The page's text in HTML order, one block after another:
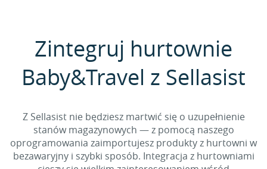
Zintegruj hurtownie
Baby&Travel z Sellasist
Z Sellasist nie będziesz martwić się o uzupełnienie
stanów magazynowych — z pomocą naszego
oprogramowania zaimportujesz produkty z hurtowni w
bezawaryjny i szybki sposób. Integracja z hurtowniami